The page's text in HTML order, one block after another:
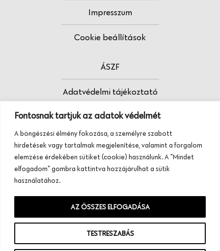
Fontosnak tartjuk az adatok védelmét
A böngészési élmény fokozása, a személyre szabott
hirdetések vagy tartalmak megjelenítése, valamint a forgalom
elemzése érdekében sütiket (cookie) használunk. A "Mindet
elfogadom" gombra kattintva hozzájárulhat a sütik
használatához.
TESTRESZABÁS
AZ ÖSSZES ELFOGADÁSA
Impresszum
Cookie beállítások
ÁSZF
Adatvédelmi tájékoztató
Fodrász vagy?
Tudj meg többet termékeinkről, szolgáltatásainkról.
Hívj minket, vagy üzenj nekünk ezen a
telefonszámon:
+36 20 945 84 74